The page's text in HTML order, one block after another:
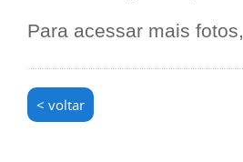
Para acessar mais fotos,
< voltar